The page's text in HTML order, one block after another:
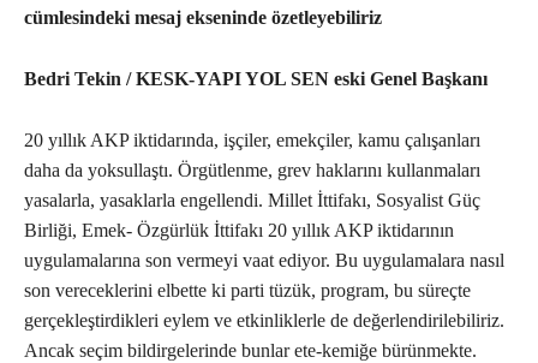
cümlesindeki mesaj ekseninde özetleyebiliriz
Bedri Tekin / KESK-YAPI YOL SEN eski Genel Başkanı
20 yıllık AKP iktidarında, işçiler, emekçiler, kamu çalışanları
daha da yoksullaştı. Örgütlenme, grev haklarını kullanmaları
yasalarla, yasaklarla engellendi. Millet İttifakı, Sosyalist Güç
Birliği, Emek- Özgürlük İttifakı 20 yıllık AKP iktidarının
uygulamalarına son vermeyi vaat ediyor. Bu uygulamalara nasıl
son vereceklerini elbette ki parti tüzük, program, bu süreçte
gerçekleştirdikleri eylem ve etkinliklerle de değerlendirilebiliriz.
Ancak seçim bildirgelerinde bunlar ete-kemiğe bürünmekte.